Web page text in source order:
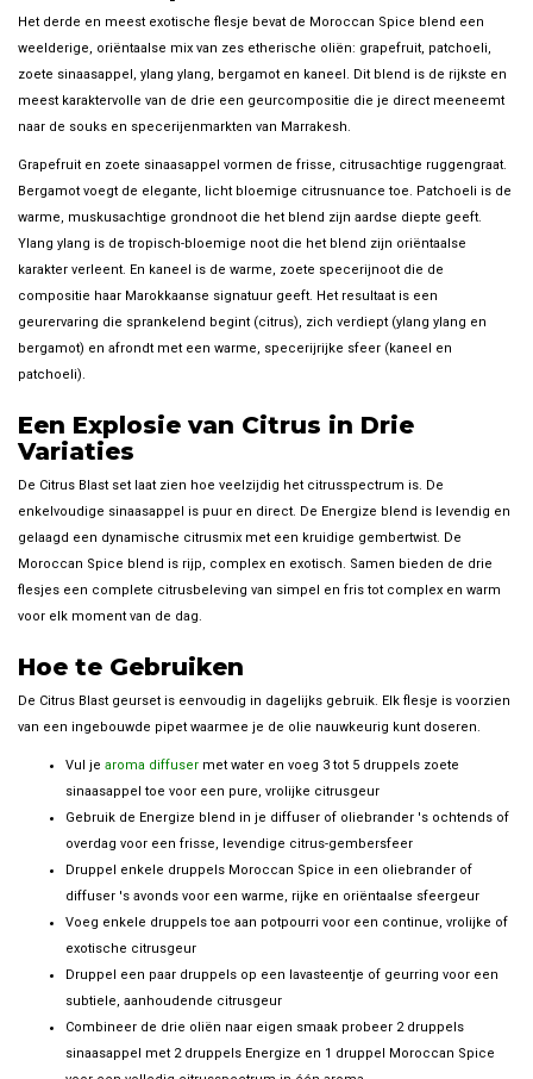
Het derde en meest exotische flesje bevat de Moroccan Spice blend een
weelderige, oriëntaalse mix van zes etherische oliën: grapefruit, patchoeli,
zoete sinaasappel, ylang ylang, bergamot en kaneel. Dit blend is de rijkste en
meest karaktervolle van de drie een geurcompositie die je direct meeneemt
naar de souks en specerijenmarkten van Marrakesh.
Grapefruit en zoete sinaasappel vormen de frisse, citrusachtige ruggengraat.
Bergamot voegt de elegante, licht bloemige citrusnuance toe. Patchoeli is de
warme, muskusachtige grondnoot die het blend zijn aardse diepte geeft.
Ylang ylang is de tropisch-bloemige noot die het blend zijn oriëntaalse
karakter verleent. En kaneel is de warme, zoete specerijnoot die de
compositie haar Marokkaanse signatuur geeft. Het resultaat is een
geurervaring die sprankelend begint (citrus), zich verdiept (ylang ylang en
bergamot) en afrondt met een warme, specerijrijke sfeer (kaneel en
patchoeli).
Een Explosie van Citrus in Drie
Variaties
De Citrus Blast set laat zien hoe veelzijdig het citrusspectrum is. De
enkelvoudige sinaasappel is puur en direct. De Energize blend is levendig en
gelaagd een dynamische citrusmix met een kruidige gembertwist. De
Moroccan Spice blend is rijp, complex en exotisch. Samen bieden de drie
flesjes een complete citrusbeleving van simpel en fris tot complex en warm
voor elk moment van de dag.
Hoe te Gebruiken
De Citrus Blast geurset is eenvoudig in dagelijks gebruik. Elk flesje is voorzien
van een ingebouwde pipet waarmee je de olie nauwkeurig kunt doseren.
Vul je aroma diffuser met water en voeg 3 tot 5 druppels zoete
sinaasappel toe voor een pure, vrolijke citrusgeur
Gebruik de Energize blend in je diffuser of oliebrander 's ochtends of
overdag voor een frisse, levendige citrus-gembersfeer
Druppel enkele druppels Moroccan Spice in een oliebrander of
diffuser 's avonds voor een warme, rijke en oriëntaalse sfeergeur
Voeg enkele druppels toe aan potpourri voor een continue, vrolijke of
exotische citrusgeur
Druppel een paar druppels op een lavasteentje of geurring voor een
subtiele, aanhoudende citrusgeur
Combineer de drie oliën naar eigen smaak probeer 2 druppels
sinaasappel met 2 druppels Energize en 1 druppel Moroccan Spice